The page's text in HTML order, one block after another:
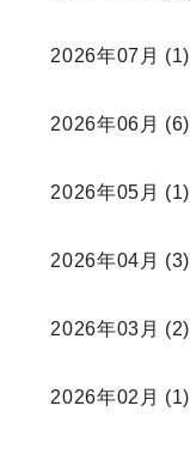
2026年07月 (1)
2026年06月 (6)
2026年05月 (1)
2026年04月 (3)
2026年03月 (2)
2026年02月 (1)